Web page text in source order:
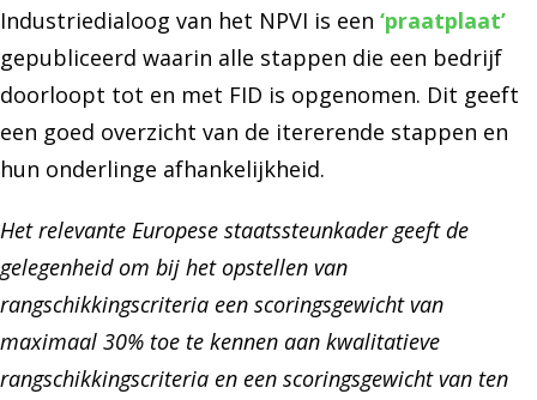
Industriedialoog van het NPVI is een ‘praatplaat’
gepubliceerd waarin alle stappen die een bedrijf
doorloopt tot en met FID is opgenomen. Dit geeft
een goed overzicht van de itererende stappen en
hun onderlinge afhankelijkheid.
Het relevante Europese staatssteunkader geeft de
gelegenheid om bij het opstellen van
rangschikkingscriteria een scoringsgewicht van
maximaal 30% toe te kennen aan kwalitatieve
rangschikkingscriteria en een scoringsgewicht van ten